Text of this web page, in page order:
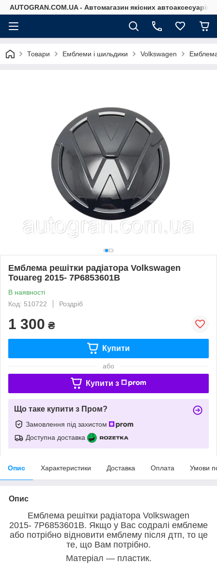
AUTOGRAN.COM.UA - Автомагазин якісних автоаксесуарів
Товари Емблеми і шильдики Volkswagen
Емблема решітки радіатора Volkswagen
Touareg 2015- 7P6853601B
В наявності
Код: 510722
Роздріб
1 300 ₴
Купити
або
Купити з
Що таке купити з Пром?
Замовлення під захистом
Доступна доставка
Опис Характеристики Доставка Оплата Умови
Опис
Емблема решітки радіатора Volkswagen
2015- 7P6853601B. Якщо у Вас содралі емблеме
або потрібно відновити емблему після дтп, то це
те, що Вам потрібно.
Матеріал — пластик.